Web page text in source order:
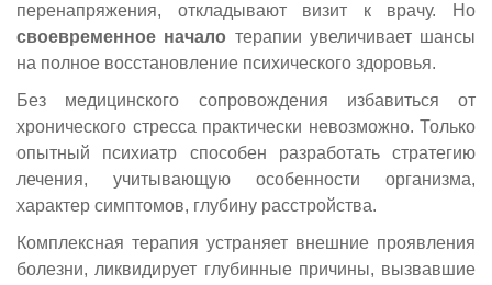
перенапряжения, откладывают визит к врачу. Но
своевременное начало терапии увеличивает шансы
на полное восстановление психического здоровья.
Без медицинского сопровождения избавиться от
хронического стресса практически невозможно. Только
опытный психиатр способен разработать стратегию
лечения, учитывающую особенности организма,
характер симптомов, глубину расстройства.
Комплексная терапия устраняет внешние проявления
болезни, ликвидирует глубинные причины, вызвавшие